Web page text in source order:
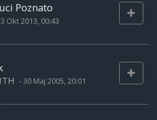
Poznato
Okt 2013, 00:43
-30 Maj 2005, 20:01